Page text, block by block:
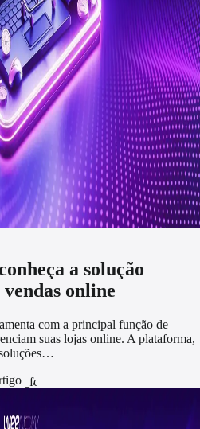
a solução
online
com a principal função de
suas lojas online. A plataforma,